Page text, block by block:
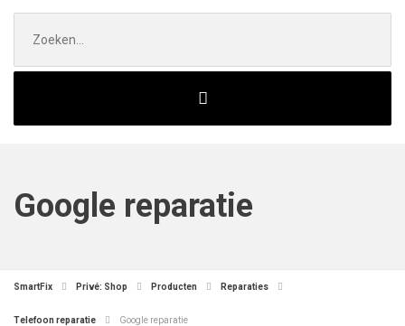
naar:
Google reparatie
SmartFix Privé: Shop Producten Reparaties
Telefoon reparatie Google reparatie